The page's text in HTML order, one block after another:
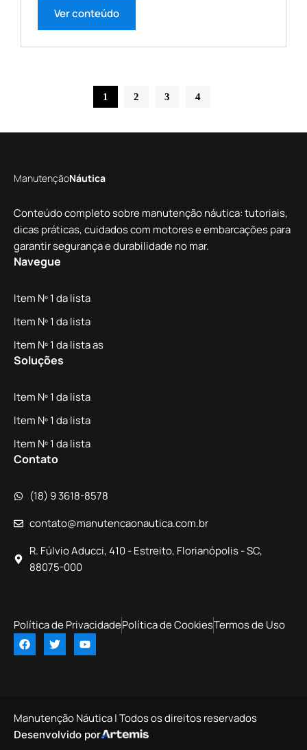
Ver conteúdo
1 2 3 4
ManutençãoNáutica
Conteúdo completo sobre manutenção náutica: tutoriais,
dicas práticas, cuidados com motores e embarcações para
garantir segurança e durabilidade no mar.
Navegue
Item Nº 1 da lista
Item Nº 1 da lista
Item Nº 1 da lista as
Soluções
Item Nº 1 da lista
Item Nº 1 da lista
Item Nº 1 da lista
Contato
(18) 9 3618-8578
contato@manutencaonautica.com.br
R. Fúlvio Aducci, 410 - Estreito, Florianópolis - SC,
88075-000
Política de PrivacidadePolítica de CookiesTermos de Uso
Manutenção Náutica | Todos os direitos reservados
Desenvolvido por